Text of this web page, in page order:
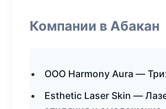
Компании в Абакан
ООО Harmony Aura —
Esthetic Laser Skin —